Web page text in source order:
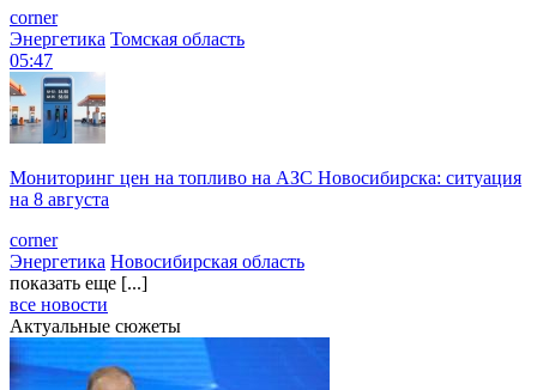
corner
Энергетика Томская область
05:47
Мониторинг цен на топливо на АЗС Новосибирска: ситуация
на 8 августа
corner
Энергетика Новосибирская область
показать еще [...]
все новости
Актуальные сюжеты